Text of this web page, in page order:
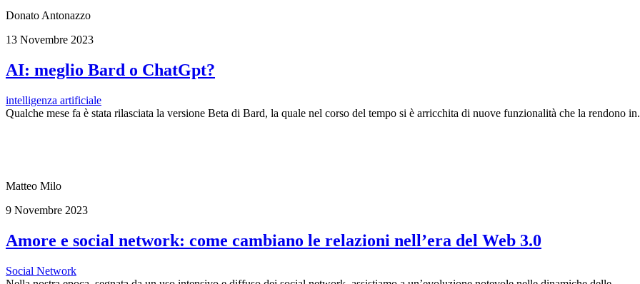
Donato Antonazzo
13 Novembre 2023
AI: meglio Bard o ChatGpt?
intelligenza artificiale
Qualche mese fa è stata rilasciata la versione Beta di Bard, la quale nel corso del tempo si è arricchita di nuove funzionalità che la rendono
Matteo Milo
9 Novembre 2023
Amore e social network: come cambiano le relazioni nell’era del Web 3.0
Social Network